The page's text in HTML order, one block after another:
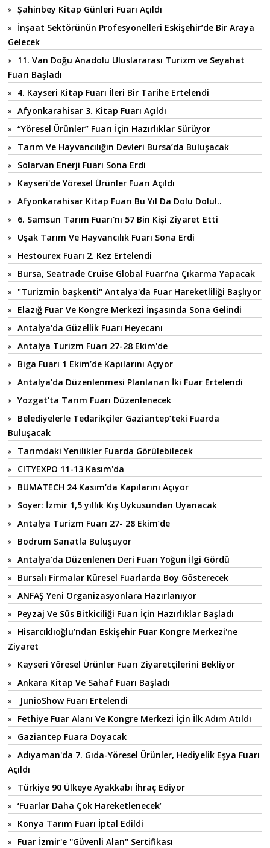
Şahinbey Kitap Günleri Fuarı Açıldı
İnşaat Sektörünün Profesyonelleri Eskişehir’de Bir Araya
Gelecek
11. Van Doğu Anadolu Uluslararası Turizm ve Seyahat
Fuarı Başladı
4. Kayseri Kitap Fuarı İleri Bir Tarihe Ertelendi
Afyonkarahisar 3. Kitap Fuarı Açıldı
“Yöresel Ürünler” Fuarı İçin Hazırlıklar Sürüyor
Tarım Ve Hayvancılığın Devleri Bursa’da Buluşacak
Solarvan Enerji Fuarı Sona Erdi
Kayseri'de Yöresel Ürünler Fuarı Açıldı
Afyonkarahisar Kitap Fuarı Bu Yıl Da Dolu Dolu!..
6. Samsun Tarım Fuarı'nı 57 Bin Kişi Ziyaret Etti
Uşak Tarım Ve Hayvancılık Fuarı Sona Erdi
Hestourex Fuarı 2. Kez Ertelendi
Bursa, Seatrade Cruise Global Fuarı’na Çıkarma Yapacak
"Turizmin başkenti" Antalya'da Fuar Hareketliliği Başlıyor
Elazığ Fuar Ve Kongre Merkezi İnşasında Sona Gelindi
Antalya'da Güzellik Fuarı Heyecanı
Antalya Turizm Fuarı 27-28 Ekim'de
Biga Fuarı 1 Ekim’de Kapılarını Açıyor
Antalya'da Düzenlenmesi Planlanan İki Fuar Ertelendi
Yozgat'ta Tarım Fuarı Düzenlenecek
Belediyelerle Tedarikçiler Gaziantep’teki Fuarda
Buluşacak
Tarımdaki Yenilikler Fuarda Görülebilecek
CITYEXPO 11-13 Kasım'da
BUMATECH 24 Kasım’da Kapılarını Açıyor
Soyer: İzmir 1,5 yıllık Kış Uykusundan Uyanacak
Antalya Turizm Fuarı 27- 28 Ekim’de
Bodrum Sanatla Buluşuyor
Antalya'da Düzenlenen Deri Fuarı Yoğun İlgi Gördü
Bursalı Firmalar Küresel Fuarlarda Boy Gösterecek
ANFAŞ Yeni Organizasyonlara Hazırlanıyor
Peyzaj Ve Süs Bitkiciliği Fuarı İçin Hazırlıklar Başladı
Hisarcıklıoğlu’ndan Eskişehir Fuar Kongre Merkezi'ne
Ziyaret
Kayseri Yöresel Ürünler Fuarı Ziyaretçilerini Bekliyor
Ankara Kitap Ve Sahaf Fuarı Başladı
JunioShow Fuarı Ertelendi
Fethiye Fuar Alanı Ve Kongre Merkezi İçin İlk Adım Atıldı
Gaziantep Fuara Doyacak
Adıyaman'da 7. Gıda-Yöresel Ürünler, Hediyelik Eşya Fuarı
Açıldı
Türkiye 90 Ülkeye Ayakkabı İhraç Ediyor
‘Fuarlar Daha Çok Hareketlenecek’
Konya Tarım Fuarı İptal Edildi
Fuar İzmir'e ''Güvenli Alan'' Sertifikası